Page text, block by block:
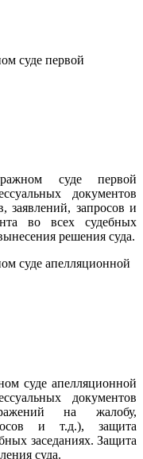
суде первой
суде первой
документов
заявлений, запросов и
во всех судебных
решения суда.
суде апелляционной
суде апелляционной
документов
на жалобу,
и т.д.), защита
заседаниях. Защита
суда.